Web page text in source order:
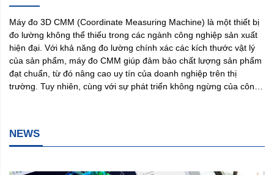
Máy đo 3D CMM (Coordinate Measuring Machine) là một thiết bị
đo lường không thể thiếu trong các ngành công nghiệp sản xuất
hiện đại. Với khả năng đo lường chính xác các kích thước vật lý
của sản phẩm, máy đo CMM giúp đảm bảo chất lượng sản phẩm
đạt chuẩn, từ đó nâng cao uy tín của doanh nghiệp trên thị
trường. Tuy nhiên, cùng với sự phát triển không ngừng của công
NEWS